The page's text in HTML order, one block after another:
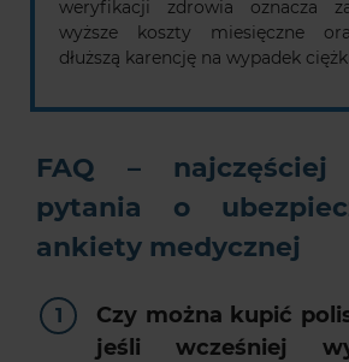
weryfikacji zdrowia oznacza
wyższe koszty miesięczne
dłuższą karencję na wypadek
FAQ – najczęściej
pytania o
ankiety medycznej
Czy można kupić
jeśli wcześniej